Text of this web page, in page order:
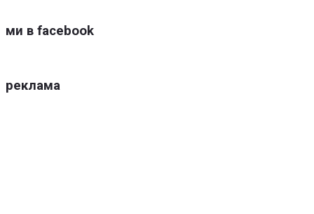
ми в facebook
реклама